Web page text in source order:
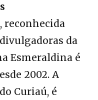
reconhecida
da
Esmeraldina é
2002. A
Curiaú, é